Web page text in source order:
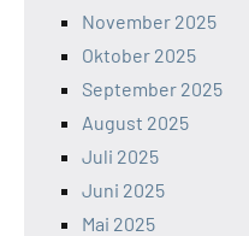
November 2025
Oktober 2025
September 2025
August 2025
Juli 2025
Juni 2025
Mai 2025